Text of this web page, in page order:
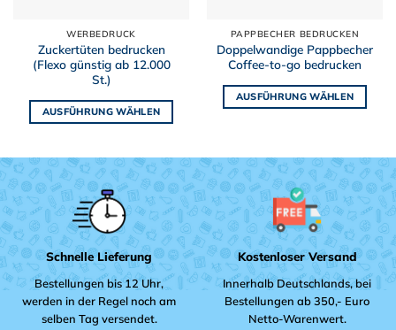
WERBEDRUCK
Zuckertüten bedrucken
(Flexo günstig ab 12.000
St.)
AUSFÜHRUNG WÄHLEN
weist
mehrere
Varianten
auf.
Die
Optionen
können
auf
der
PAPPBECHER BEDRUCKEN
Doppelwandige Pappbecher
Coffee-to-go bedrucken
AUSFÜHRUNG WÄHLEN
weist
mehrere
Varianten
auf.
Die
Optionen
können
auf
der
Produktseite
Schnelle Lieferung
Bestellungen bis 12 Uhr,
werden in der Regel noch am
selben Tag versendet.
Kostenloser Versand
Innerhalb Deutschlands, bei
Bestellungen ab 350,- Euro
Netto-Warenwert.